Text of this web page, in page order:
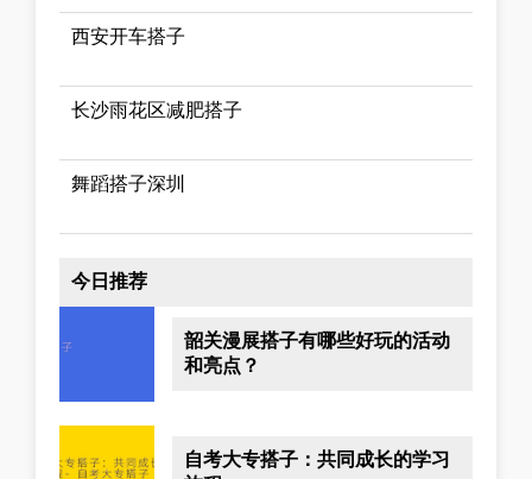
西安开车搭子
长沙雨花区减肥搭子
舞蹈搭子深圳
今日推荐
韶关漫展搭子有哪些好玩的活动
和亮点？
自考大专搭子：共同成长的学习